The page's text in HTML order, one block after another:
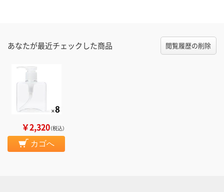
あなたが最近チェックした商品 閲覧履歴の削除
￥2,320（税込）
カゴへ